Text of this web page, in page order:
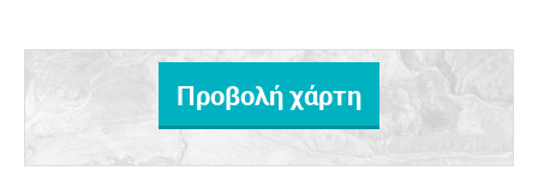
Προβολή χάρτη